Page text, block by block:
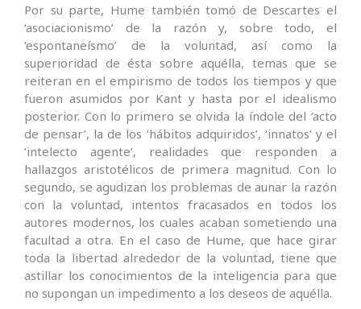
Por su parte, Hume también tomó de Descartes el
‘asociacionismo’ de la razón y, sobre todo, el
‘espontaneísmo’ de la voluntad, así como la
superioridad de ésta sobre aquélla, temas que se
reiteran en el empirismo de todos los tiempos y que
fueron asumidos por Kant y hasta por el idealismo
posterior. Con lo primero se olvida la índole del ‘acto
de pensar’, la de los ‘hábitos adquiridos’, ‘innatos’ y el
‘intelecto agente’, realidades que responden a
hallazgos aristotélicos de primera magnitud. Con lo
segundo, se agudizan los problemas de aunar la razón
con la voluntad, intentos fracasados en todos los
autores modernos, los cuales acaban sometiendo una
facultad a otra. En el caso de Hume, que hace girar
toda la libertad alrededor de la voluntad, tiene que
astillar los conocimientos de la inteligencia para que
no supongan un impedimento a los deseos de aquélla.